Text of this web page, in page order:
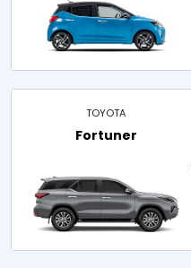
TOYOTA
Fortuner